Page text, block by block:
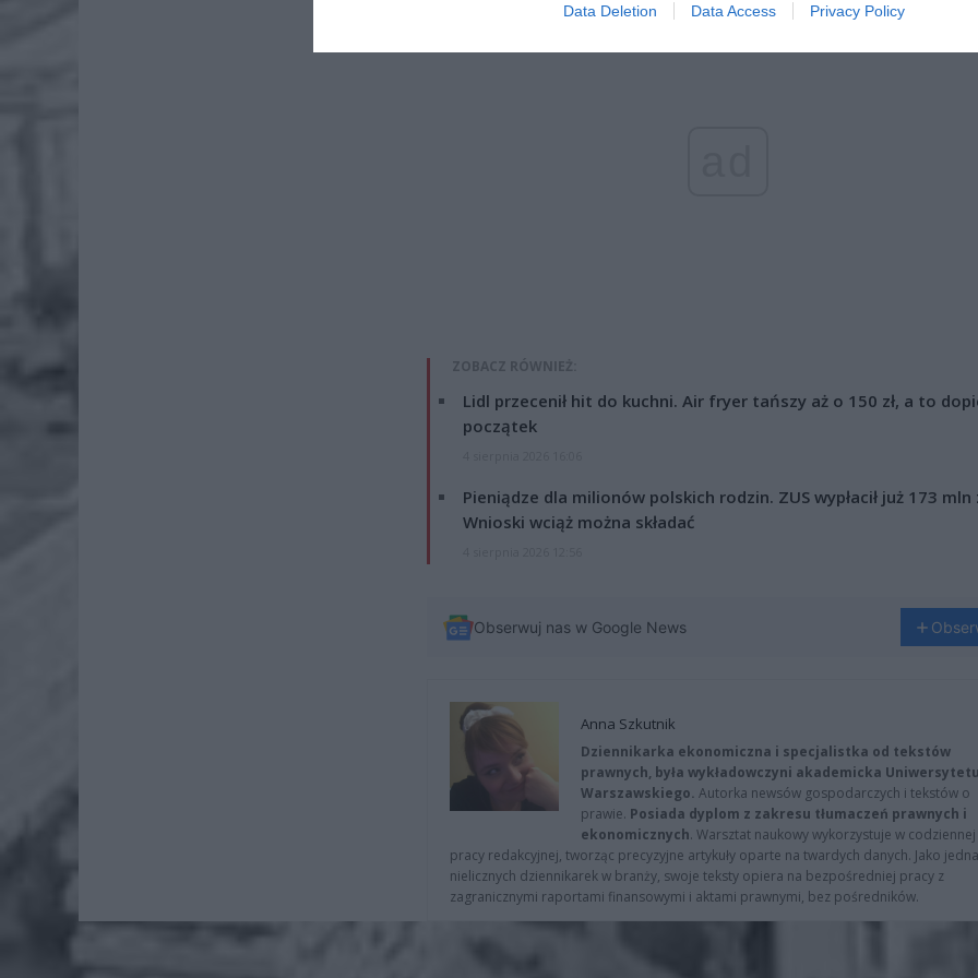
Data Deletion Data Access Privacy Policy
ZOBACZ RÓWNIEŻ:
Lidl przecenił hit do kuchni. Air fryer tańszy aż o 150 zł, a to
początek
Pieniądze dla milionów polskich rodzin. ZUS wypłacił już 173 mln
Wnioski wciąż można składać
Obserwuj nas w Google News
Anna Szkutnik
Dziennikarka ekonomiczna i specjalistka od tekstów
prawnych, była wykładowczyni akademicka
Warszawskiego. Autorka newsów gospodarczych i tekstów o
prawie. Posiada dyplom z zakresu tłumaczeń prawnych i
ekonomicznych. Warsztat naukowy wykorzystuje w codziennej
pracy redakcyjnej, tworząc precyzyjne artykuły oparte na twardych danych. Jako
nielicznych dziennikarek w branży, swoje teksty opiera na bezpośredniej pracy z
zagranicznymi raportami finansowymi i aktami prawnymi, bez pośredników.